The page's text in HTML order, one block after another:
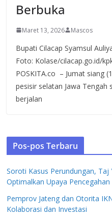
Berbuka
Maret 13, 2026 Mascos
Bupati Cilacap Syamsul
Foto: Kolase/cilacap.go.id/
POSKITA.co – Jumat siang
pesisir selatan Jawa Tengah
berjalan
Pos-pos Terbaru
Soroti Kasus Perundungan, Taj
Optimalkan Upaya Pencegahan
Pemprov Jateng dan Otorita
Kolaborasi dan Investasi